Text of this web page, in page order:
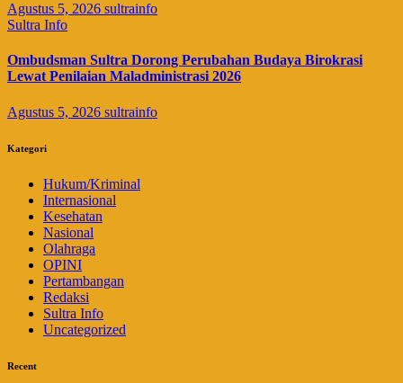
Agustus 5, 2026 sultrainfo
Sultra Info
Ombudsman Sultra Dorong Perubahan Budaya Birokrasi
Lewat Penilaian Maladministrasi 2026
Agustus 5, 2026 sultrainfo
Kategori
Hukum/Kriminal
Internasional
Kesehatan
Nasional
Olahraga
OPINI
Pertambangan
Redaksi
Sultra Info
Uncategorized
Recent